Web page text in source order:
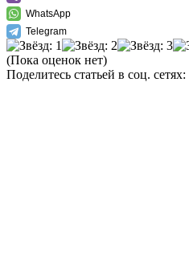
WhatsApp
Telegram
(Пока оценок нет)
Поделитесь статьей в соц. сетях: